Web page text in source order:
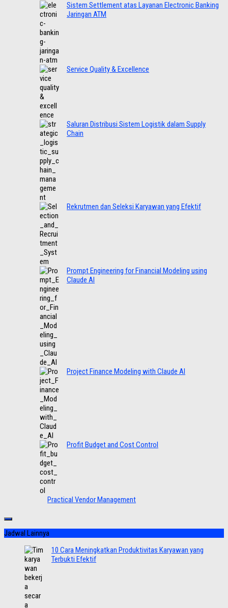
Sistem Settlement atas Layanan Electronic Banking
Jaringan ATM
Service Quality & Excellence
Saluran Distribusi Sistem Logistik dalam Supply
Chain
Rekrutmen dan Seleksi Karyawan yang Efektif
Prompt Engineering for Financial Modeling using
Claude AI
Project Finance Modeling with Claude AI
Profit Budget and Cost Control
Practical Vendor Management
Jadwal Lainnya
10 Cara Meningkatkan Produktivitas Karyawan yang
Terbukti Efektif